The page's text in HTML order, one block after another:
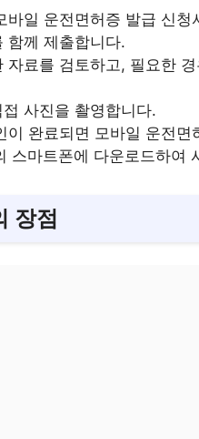
바일 운전면허증 발급 신청
함께 제출합니다.
자료를 검토하고, 필요한
사진을 촬영합니다.
이 완료되면 모바일 운전
스마트폰에 다운로드하여
장점